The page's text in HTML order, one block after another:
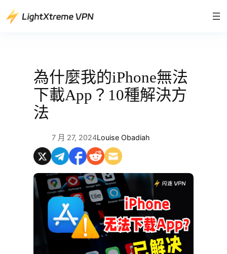
至
為什麼我的iPhone無法
下載App？10種解決方
法
7 月 27, 2024Louise Obadiah